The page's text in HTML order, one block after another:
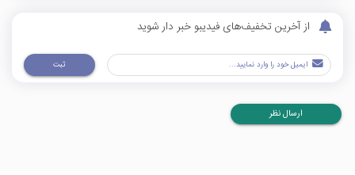
از آخرین تخفیف‌های فیدیبو خبر دار شوید
ثبت
ارسال نظر